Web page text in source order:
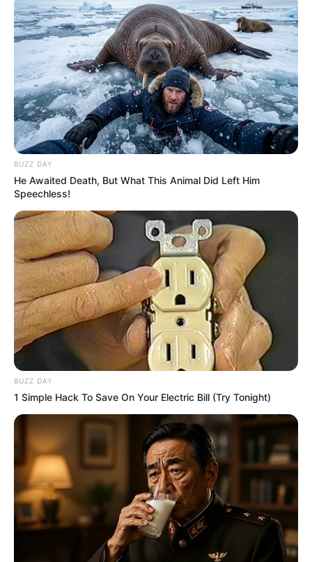
BUZZ DAY
He Awaited Death, But What This Animal Did Left Him
Speechless!
BUZZ DAY
1 Simple Hack To Save On Your Electric Bill (Try Tonight)